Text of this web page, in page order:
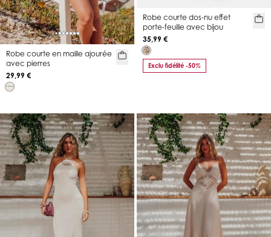
Robe courte en maille ajourée
avec pierres
29,99 €
Robe courte dos-nu effet
porte-feuille avec bijou
35,99 €
Exclu fidélité -50%